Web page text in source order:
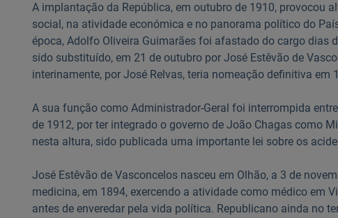
A implantação da República, em outubro de 1910, provocou
social, na atividade económica e no panorama político do
época, Adolfo Oliveira Guimarães foi afastado do cargo dias
sido substituído, em 21 de outubro por José Estêvão de
interinamente, por José Relvas, teria nomeação definitiva em
A sua função como Administrador-Geral foi interrompida
de 1912, por ter integrado o governo de João Chagas como
nesta altura, sido publicada uma importante lei sobre os
José Estêvão de Vasconcelos nasceu em Olhão, a 3 de
medicina, em 1894, exercendo a atividade como médico em
antes de enveredar pela vida política. Republicano ainda no